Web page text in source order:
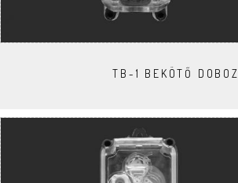
TB-1 BEKÖTŐ DOBOZ